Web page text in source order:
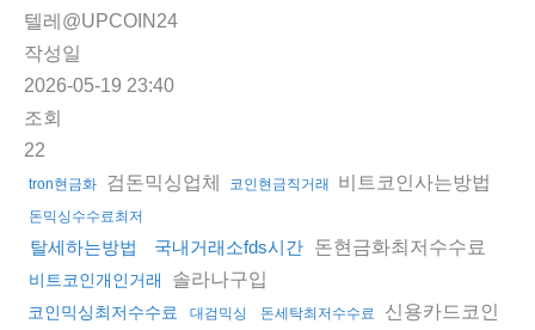
텔레@UPCOIN24
작성일
2026-05-19 23:40
조회
22
tron현금화 검돈믹싱업체 코인현금직거래 비트코인사는방법
돈믹싱수수료최저
탈세하는방법 국내거래소fds시간 돈현금화최저수수료
비트코인개인거래 솔라나구입
코인믹싱최저수수료 대검믹싱 돈세탁최저수수료
신용카드코인